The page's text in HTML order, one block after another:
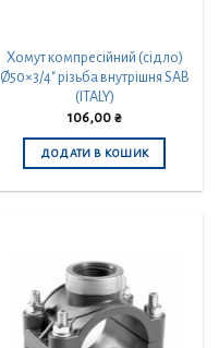
Хомут компресійний (сідло)
Ø50×3/4″ різьба внутрішня SAB
(ITALY)
106,00 ₴
ДОДАТИ В КОШИК